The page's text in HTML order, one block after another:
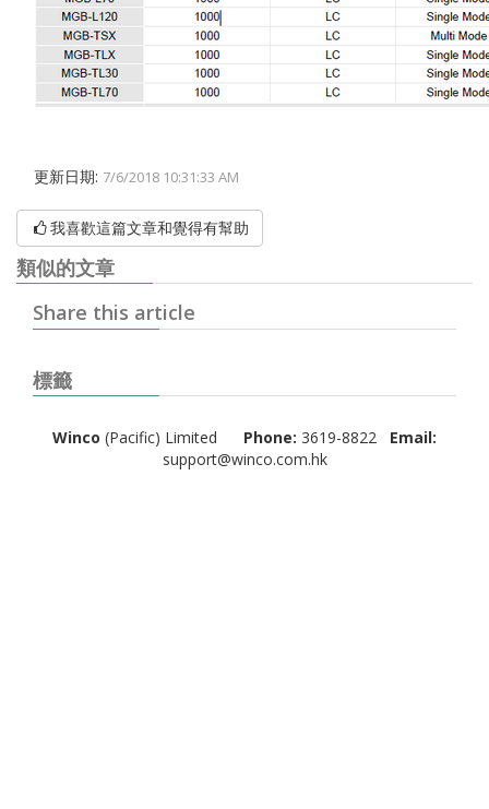
更新日期: 7/6/2018 10:31:33 AM
我喜歡這篇文章和覺得有幫助
類似的文章
Share this article
標籤
Winco (Pacific) Limited Phone: 3619-8822 Email:
support@winco.com.hk